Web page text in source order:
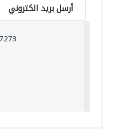
أرسل بريد الكتروني